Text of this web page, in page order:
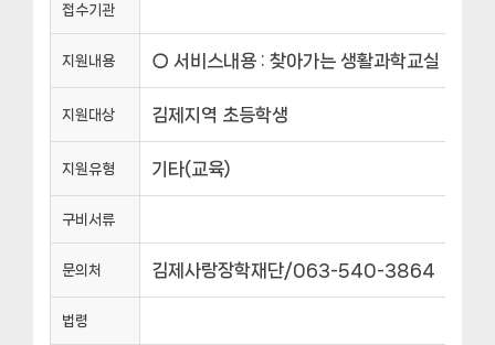
접수기관
지원내용 ○ 서비스내용 : 찾아가는 생활과학교실 운영(
지원대상 김제지역 초등학생
지원유형 기타(교육)
구비서류
문의처 김제사랑장학재단/063-540-3864
법령